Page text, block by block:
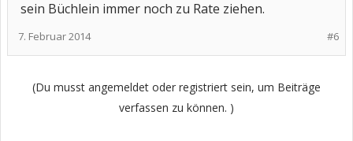
sein Büchlein immer noch zu Rate ziehen.
#6
7. Februar 2014
(Du musst angemeldet oder registriert sein, um Beiträge
verfassen zu können. )